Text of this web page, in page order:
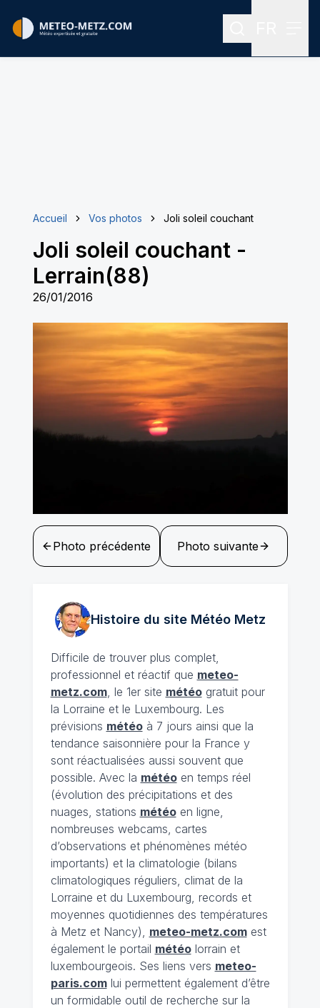
Rechercher
Accueil Vos photos Joli soleil couchant
Joli soleil couchant-
Lerrain(88)
26/01/2016
Photo précédente Photo suivante
Histoire du site MétéoMetz
Difficile de trouver plus complet,
professionnel et réactif que meteo-
metz.com, le 1er site météogratuit pour
la Lorraine et le Luxembourg. Les
prévisions météoà 7 jours ainsi que la
tendance saisonnière pour la France y
sont réactualisées aussi souvent que
possible. Avec la météoen temps réel
(évolution des précipitations et des
nuages, stations météoen ligne,
nombreuses webcams, cartes
d’observations et phénomènes météo
importants) et la climatologie (bilans
climatologiques réguliers, climat de la
Lorraine et du Luxembourg, records et
moyennes quotidiennes des températures
à Metz et Nancy), meteo-metz.comest
également le portail météolorrain et
luxembourgeois. Ses liens vers meteo-
paris.comlui permettent également d’être
un formidable outil de recherche sur la